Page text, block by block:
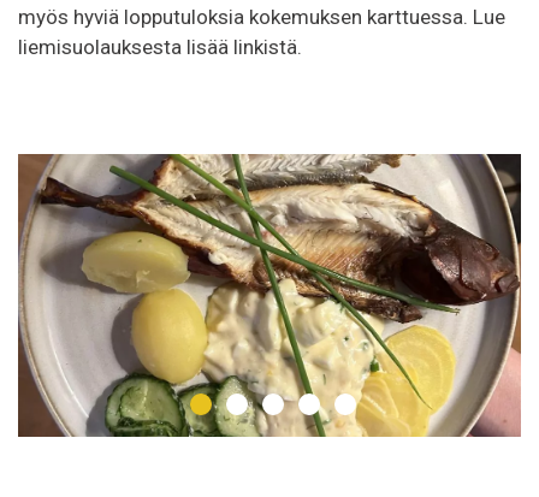
myös hyviä lopputuloksia kokemuksen karttuessa. Lue
liemisuolauksesta lisää linkistä.